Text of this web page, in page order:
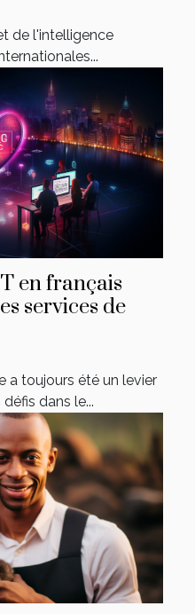
de l'intelligence
en français
services de
a toujours été un levier
dans le...